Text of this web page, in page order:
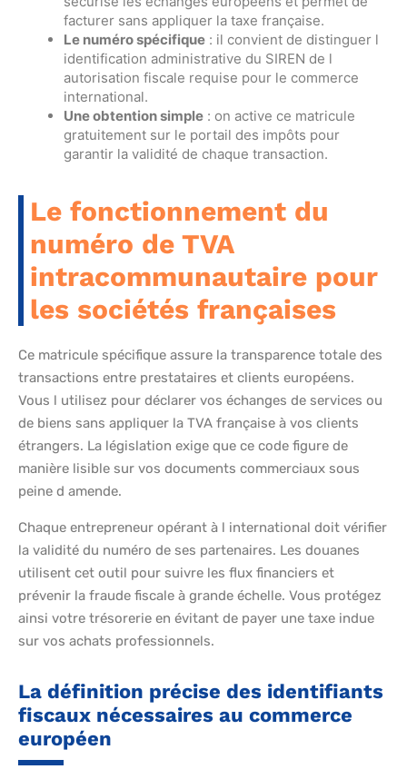
facturer sans appliquer la taxe française.
Le numéro spécifique : il convient de distinguer l
identification administrative du SIREN de l
autorisation fiscale requise pour le commerce
international.
Une obtention simple : on active ce matricule
gratuitement sur le portail des impôts pour
garantir la validité de chaque transaction.
Le fonctionnement du
numéro de TVA
intracommunautaire pour
les sociétés françaises
Ce matricule spécifique assure la transparence totale des
transactions entre prestataires et clients européens.
Vous l utilisez pour déclarer vos échanges de services ou
de biens sans appliquer la TVA française à vos clients
étrangers. La législation exige que ce code figure de
manière lisible sur vos documents commerciaux sous
peine d amende.
Chaque entrepreneur opérant à l international doit vérifier
la validité du numéro de ses partenaires. Les douanes
utilisent cet outil pour suivre les flux financiers et
prévenir la fraude fiscale à grande échelle. Vous protégez
ainsi votre trésorerie en évitant de payer une taxe indue
sur vos achats professionnels.
La définition précise des identifiants
fiscaux nécessaires au commerce
européen